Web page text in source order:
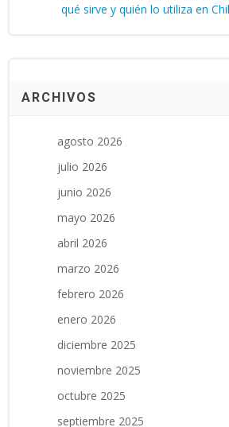
qué sirve y quién lo utiliza en
ARCHIVOS
agosto 2026
julio 2026
junio 2026
mayo 2026
abril 2026
marzo 2026
febrero 2026
enero 2026
diciembre 2025
noviembre 2025
octubre 2025
septiembre 2025